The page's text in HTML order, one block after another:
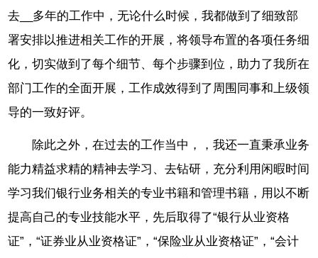
去__多年的工作中，无论什么时候，我都做到了细致部
署安排以推进相关工作的开展，将领导布置的各项任务细
化，切实做到了每个细节、每个步骤到位，助力了我所在
部门工作的全面开展，工作成效得到了周围同事和上级领
导的一致好评。
除此之外，在过去的工作当中，，我还一直秉承业务
能力精益求精的精神去学习、去钻研，充分利用闲暇时间
学习我们银行业务相关的专业书籍和管理书籍，用以不断
提高自己的专业技能水平，先后取得了“银行从业资格
证”，“证券业从业资格证”，“保险业从业资格证”，“会计